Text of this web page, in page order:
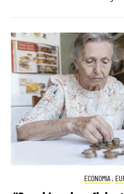
ECONOMIA ,